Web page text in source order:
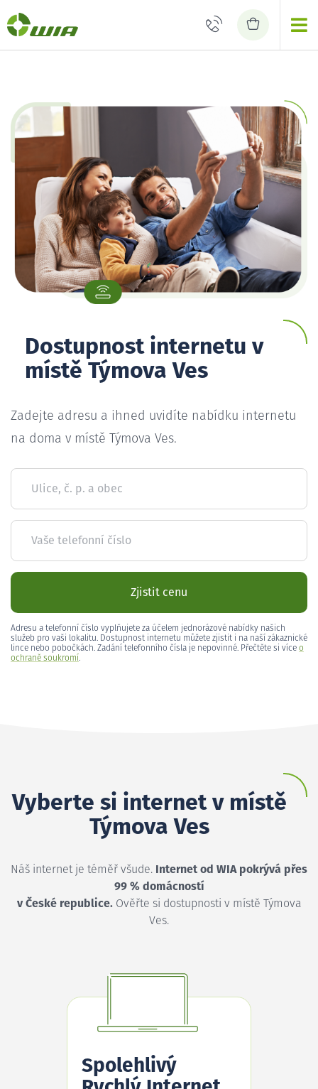
Dostupnost internetu v
místě Týmova Ves
Zadejte adresu a ihned uvidíte nabídku internetu
na doma v místě Týmova Ves.
Ulice, č. p. a obec
Vaše telefonní číslo
Zjistit cenu
Adresu a telefonní číslo vyplňujete za účelem jednorázové nabídky našich
služeb pro vaši lokalitu. Dostupnost internetu můžete zjistit i na naší zákaznické
lince nebo pobočkách. Zadání telefonního čísla je nepovinné. Přečtěte si více o
ochraně soukromí.
Vyberte si internet v místě
Týmova Ves
Náš internet je téměř všude. Internet od WIA pokrývá přes
99 % domácností
v České republice.Ověřte si dostupnosti v místě Týmova
Ves.
Spolehlivý